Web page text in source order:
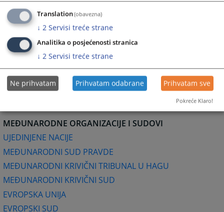
Advokatska komora Federacije Bosna i Hercegovine
Advokatska komora Republike Srpske
SUDSKA PRAKSA NA INTERNETU (Centar za sudsku
dokumentaciju)
BAZE PRAVNIH PROPISA
MEĐUNARODNE ORGANIZACIJE I SUDOVI
UJEDINJENE NACIJE
MEĐUNARODNI SUD PRAVDE
MEĐUNARODNI KRIVIČNI TRIBUNAL U HAGU
MEĐUNARODNI KRIVIČNI SUD
EVROPSKA UNIJA
EVROPSKI SUD
Translation(obavezna)
↓ 2 Servisi treće strane
Analitika o posjećenosti stranica
↓ 2 Servisi treće strane
Ne prihvatam Prihvatam odabrane Prihvatam sve
Pokreće Klaro!